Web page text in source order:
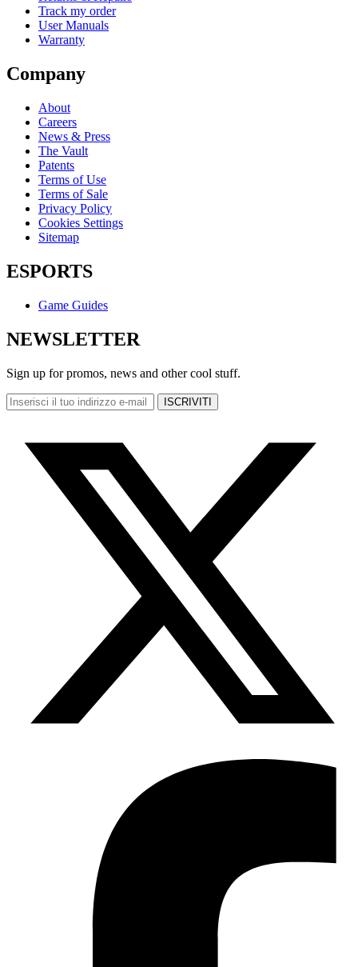
Track my order
User Manuals
Warranty
Company
About
Careers
News & Press
The Vault
Patents
Terms of Use
Terms of Sale
Privacy Policy
Cookies Settings
Sitemap
ESPORTS
Game Guides
NEWSLETTER
Sign up for promos, news and other cool stuff.